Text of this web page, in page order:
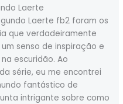
Laerte
Laerte fb2 foram os
que verdadeiramente
senso de inspiração e
escuridão. Ao
série, eu me encontrei
fantástico de
intrigante sobre como